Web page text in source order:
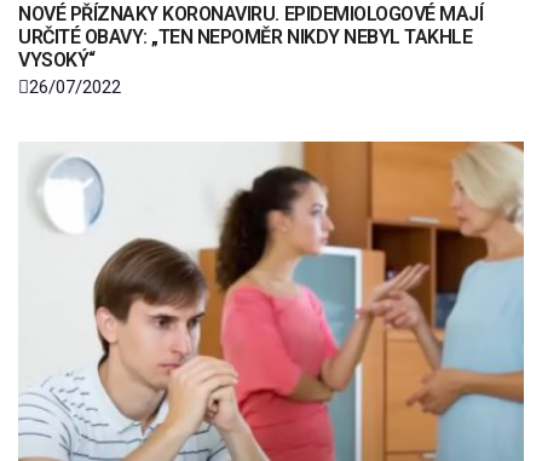
NOVÉ PŘÍZNAKY KORONAVIRU. EPIDEMIOLOGOVÉ MAJÍ
URČITÉ OBAVY: „TEN NEPOMĚR NIKDY NEBYL TAKHLE
VYSOKÝ“
26/07/2022